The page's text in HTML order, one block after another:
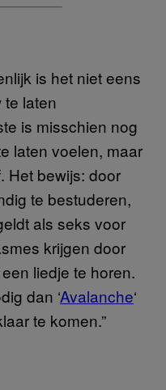
is het niet eens
te laten
is misschien nog
laten voelen, maar
Het bewijs: door
te bestuderen,
als seks voor
krijgen door
liedje te horen.
dan ‘Avalanche‘
te komen.”